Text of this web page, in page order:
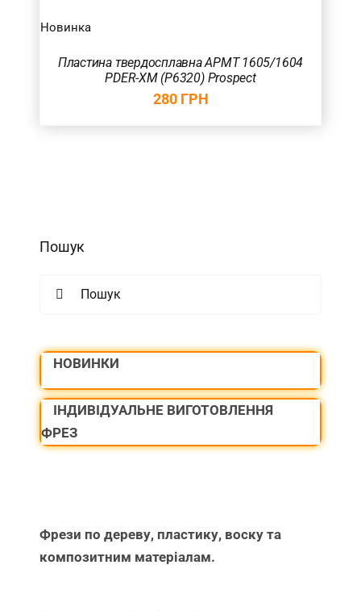
Новинка
Пластина твердосплавна APMT 1605/1604
PDER-XM (P6320) Prospect
280 ГРН
Пошук
НОВИНКИ
ІНДИВІДУАЛЬНЕ ВИГОТОВЛЕННЯ
ФРЕЗ
Фрези по дереву, пластику, воску та
композитним матеріалам.